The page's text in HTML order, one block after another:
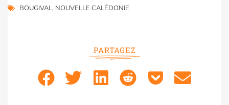
BOUGIVAL, NOUVELLE CALÉDONIE
PARTAGEZ